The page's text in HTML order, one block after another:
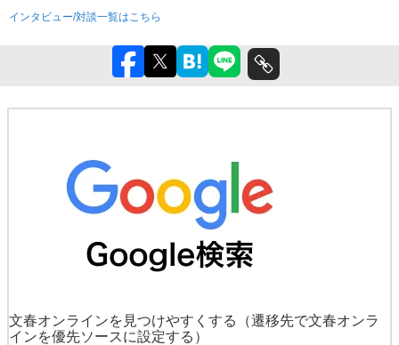
インタビュー/対談一覧はこちら
文春オンラインを見つけやすくする
（遷移先で文春オンラ
インを優先ソースに設定する）